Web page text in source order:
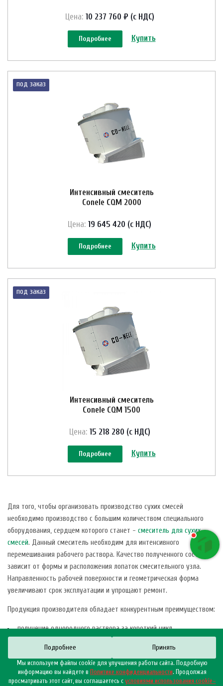
Цена: 10 237 760 ₽ (с НДС)
Подробнее Купить
под заказ
Интенсивный смеситель
Conele CQM 2000
Цена: 19 645 420 (с НДС)
Подробнее Купить
под заказ
Интенсивный смеситель
Conele CQM 1500
Цена: 15 218 280 (с НДС)
Подробнее Купить
Для того, чтобы организовать производство сухих смесей
необходимо производство с большим количеством специального
оборудования, сердцем которого станет - смеситель для сухих
смесей. Данный смеситель необходим для интенсивного
перемешивания рабочего раствора. Качество полученного состав
зависит от формы и расположения лопаток смесительного узла.
Направленность рабочей поверхности и геометрическая форма
увеличивают срок эксплуатации и упрощают ремонт.
Продукция производителя обладает конкурентным преимуществом:
получение однородного раствора за короткий цикл
хороший доступ к узлам агрегата при обслуживании и ремонте;
удобная и быстрая выгрузка готовой смеси;
Подробнее Принять
Мы используем файлы cookie для улучшения работы сайта. Подробную
информацию вы найдете в Политике конфиденциальности. Продолжая
просматривать этот сайт, вы соглашаетесь с условиями использования cookie–